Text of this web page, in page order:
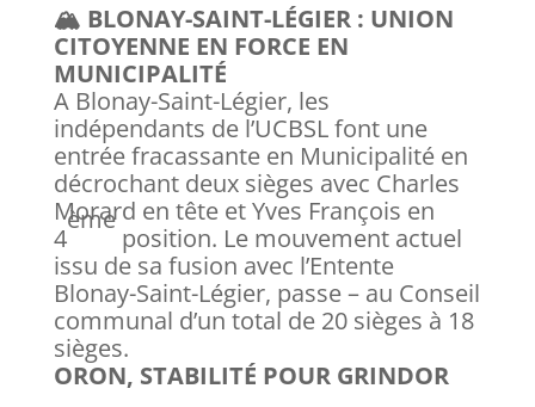
🏔️ BLONAY-SAINT-LÉGIER : UNION
CITOYENNE EN FORCE EN
MUNICIPALITÉ
A Blonay-Saint-Légier, les
indépendants de l’UCBSL font une
entrée fracassante en Municipalité en
décrochant deux sièges avec Charles
Morard en tête et Yves François en
4
ème
position. Le mouvement actuel
issu de sa fusion avec l’Entente
Blonay-Saint-Légier, passe – au Conseil
communal d’un total de 20 sièges à 18
sièges.
ORON, STABILITÉ POUR GRINDOR